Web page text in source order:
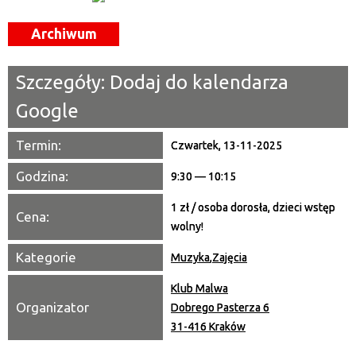
Organizator
Promowane
Archiwum
Szczegóły: Dodaj do kalendarza
Google
Termin: Czwartek, 13-11-2025
Godzina: 9:30 — 10:15
Cena:
1 zł / osoba dorosła, dzieci wstęp
wolny!
Kategorie Muzyka,Zajęcia
Organizator
Klub Malwa
Dobrego Pasterza 6
31-416 Kraków